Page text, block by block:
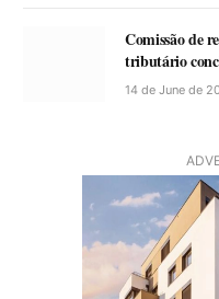
Comissão de
tributário
14 de June de